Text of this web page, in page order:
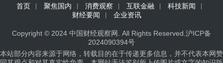
首页 聚焦国内 消费观察 互联金融
科技新闻
财经要闻
企业资讯
Copyright © 2024 中国财经观察网 . All Rights Reserved. 沪ICP备
2024090394号
本站部分内容来源于网络，转载目的在于传递更多信息，并不代表本网赞